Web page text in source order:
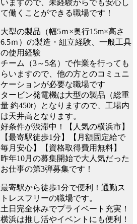
いますので、未経験からでも安心し
て働くことができる職場です！
大型の製品（幅5ｍ×奥行15m×高さ
6.5ｍ）の製造・組立経験、一般工具
の使用経験
チーム（3～5名）で作業を行っても
らいますので、他の方とのコミュニ
ケーションが必要な職場です
タービン発電機は大型の製品（総重
量 約450t）となりますので、工場内
は天井高となります。
好条件が渋滞中！【人気の横浜市】
【最寄駅徒歩1分】【月額固定給で
毎月安心】【資格取得費用無料】
昨年10月の募集開始で大人気だった
お仕事の第3弾募集です！
最寄駅から徒歩1分で便利！通勤ス
トレスフリーの職場です。
土日完全休みでプライベート充実！
横浜は推し活やイベントにも便利！